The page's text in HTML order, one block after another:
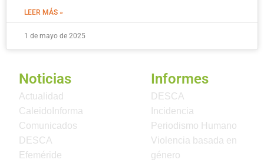
LEER MÁS »
1 de mayo de 2025
Noticias
Actualidad
CaleidoInforma
Comunicados
DESCA
Efeméride
Informes
DESCA
Incidencia
Periodismo Humano
Violencia basada en
género